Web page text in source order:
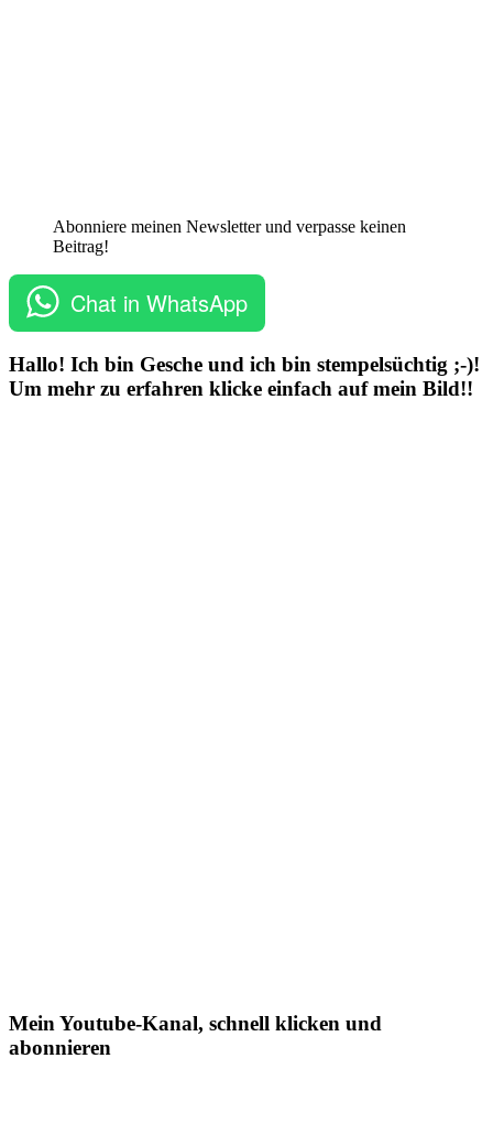
Abonniere meinen Newsletter und verpasse keinen
Beitrag!
Chat in WhatsApp
Hallo! Ich bin Gesche und ich bin stempelsüchtig ;-)!
Um mehr zu erfahren klicke einfach auf mein Bild!!
Mein Youtube-Kanal, schnell klicken und
abonnieren